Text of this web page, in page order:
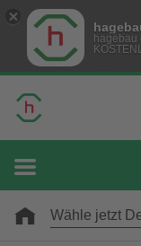
hagebau
Wähle jetzt